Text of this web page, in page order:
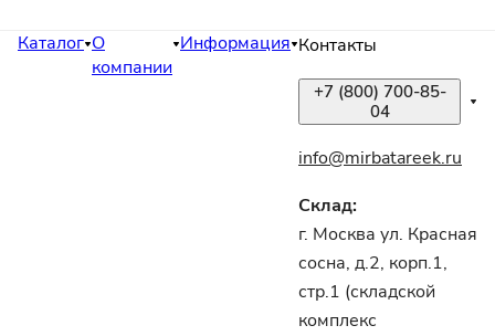
Каталог О
компании
Информация Контакты
+7 (800) 700-85-
04
info@mirbatareek.ru
Склад:
г. Москва ул. Красная
сосна, д.2, корп.1,
стр.1 (складской
комплекс